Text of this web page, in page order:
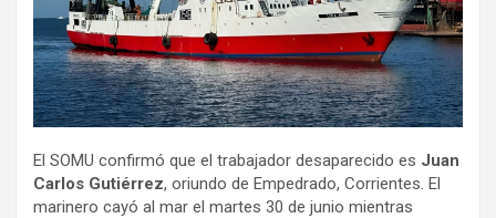
El SOMU confirmó que el trabajador desaparecido es Juan
Carlos Gutiérrez, oriundo de Empedrado, Corrientes. El
marinero cayó al mar el martes 30 de junio mientras